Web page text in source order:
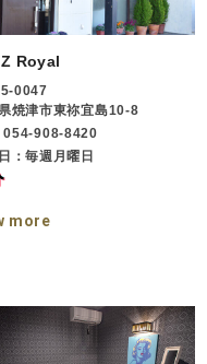
Royal
0047
焼津市東祢宜島10-8
054-908-8420
：毎週月曜日
more